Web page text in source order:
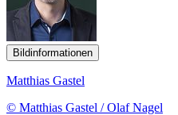
Bildinformationen
Matthias Gastel
© Matthias Gastel / Olaf Nagel